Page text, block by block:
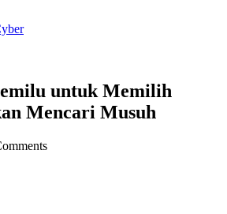
untuk Memilih
Mencari Musuh